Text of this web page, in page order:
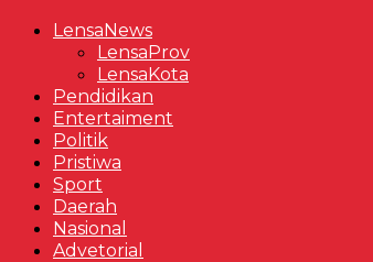
LensaNews
LensaProv
LensaKota
Pendidikan
Entertaiment
Politik
Pristiwa
Sport
Daerah
Nasional
Advetorial